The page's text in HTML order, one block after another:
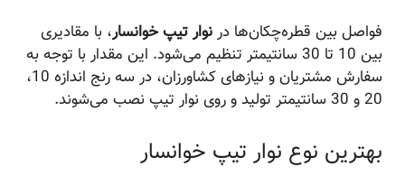
فواصل بین قطره‌چکان‌ها در نوار تیپ خوانسار، با مقادیری
بین 10 تا 30 سانتیمتر تنظیم می‌شود. این مقدار با توجه به
بهترین نوع نوار تیپ خوانسار